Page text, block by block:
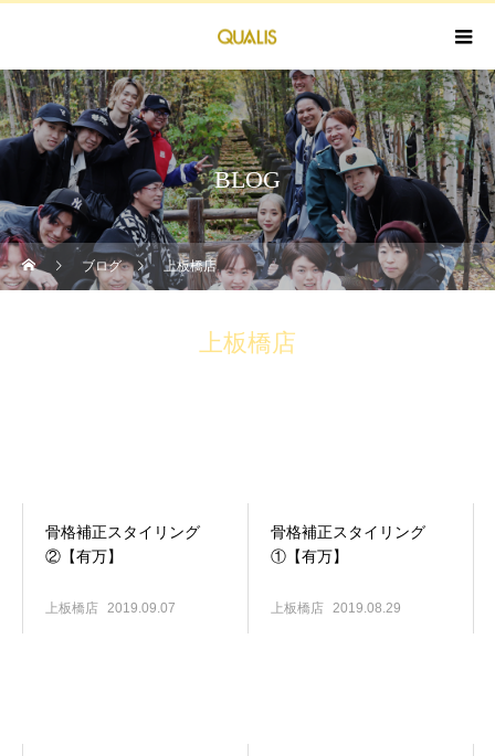
BLOG
ブログ 上板橋店
上板橋店
骨格補正スタイリング
②【有万】
上板橋店 2019.09.07
骨格補正スタイリング
①【有万】
上板橋店 2019.08.29